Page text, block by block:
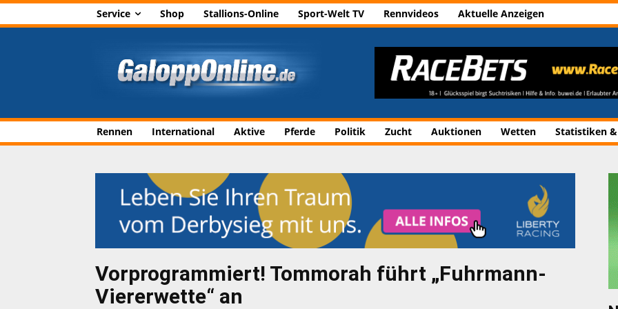
Service Shop Stallions-Online Sport-Welt TV Rennvideos Aktuelle Anzeigen
Rennen International Aktive Pferde Politik Zucht Auktionen Wetten Statistiken
Vorprogrammiert! Tommorah führt „Fuhrmann-
Viererwette“ an